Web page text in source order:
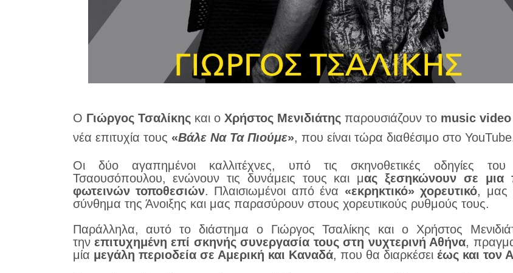
Ο Γιώργος Τσαλίκης και ο Χρήστος Μενιδιάτης παρουσιάζουν το music video
νέα επιτυχία τους «Βάλε Να Τα Πιούμε», που είναι τώρα διαθέσιμο στο
Οι δύο αγαπημένοι καλλιτέχνες, υπό τις σκηνοθετικές οδηγίες του
Τσαουσόπουλου, ενώνουν τις δυνάμεις τους και μας ξεσηκώνουν σε μια
φωτεινών τοποθεσιών. Πλαισιωμένοι από ένα «εκρηκτικό» χορευτικό, μας
σύνθημα της Άνοιξης και μας παρασύρουν στους χορευτικούς ρυθμούς τους.
Παράλληλα, αυτό το διάστημα ο Γιώργος Τσαλίκης και ο Χρήστος
την επιτυχημένη επί σκηνής συνεργασία τους στη νυχτερινή Αθήνα,
μία μεγάλη περιοδεία σε Αμερική και Καναδά, που θα διαρκέσει έως και τον